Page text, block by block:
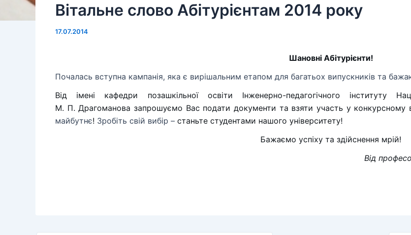
Вітальне слово Абітурієнтам 2014 року
17.07.2014
Шановні Абітурієнти!
Почалась вступна кампанія, яка є вирішальним етапом для багатьох випускників та
Від імені кафедри позашкільної освіти Інженерно-педагогічного інституту
М. П. Драгоманова запрошуємо Вас подати документи та взяти участь у конкурсному
майбутнє! Зробіть свій вибір – станьте студентами нашого університету!
Бажаємо успіху та здійснення мрій!
Від